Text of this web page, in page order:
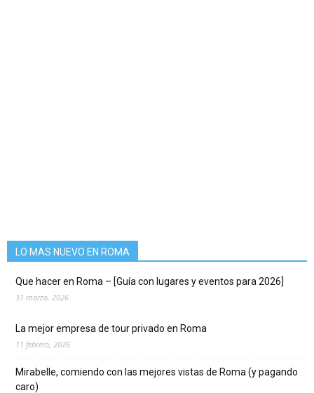
LO MAS NUEVO EN ROMA
Que hacer en Roma – [Guía con lugares y eventos para 2026]
31 marzo, 2026
La mejor empresa de tour privado en Roma
11 febrero, 2026
Mirabelle, comiendo con las mejores vistas de Roma (y pagando
caro)